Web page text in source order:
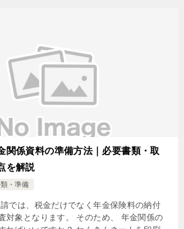
関係資料の準備方法｜必要書類・取
を解説
・準備
では、税金だけでなく年金保険料の納付
対象となります。 そのため、 年金関係の